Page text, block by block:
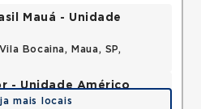
Mauá - Unidade
Bocaina, Maua, SP,
- Unidade Américo
mais locais